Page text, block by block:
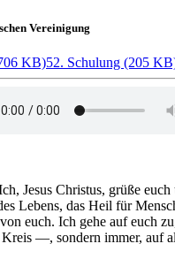
Vereinigung
KB)52. Schulung (205
Jesus Christus, grüße
Lebens, das Heil für
euch. Ich gehe auf euch
—, sondern immer, auf